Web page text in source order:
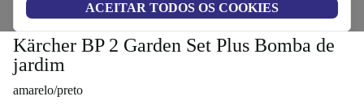
ACEITAR TODOS OS COOKIES
Início Jardim Ferramentas de jardim
Kärcher BP 2 Garden Set Plus Bomba de
jardim
amarelo/preto